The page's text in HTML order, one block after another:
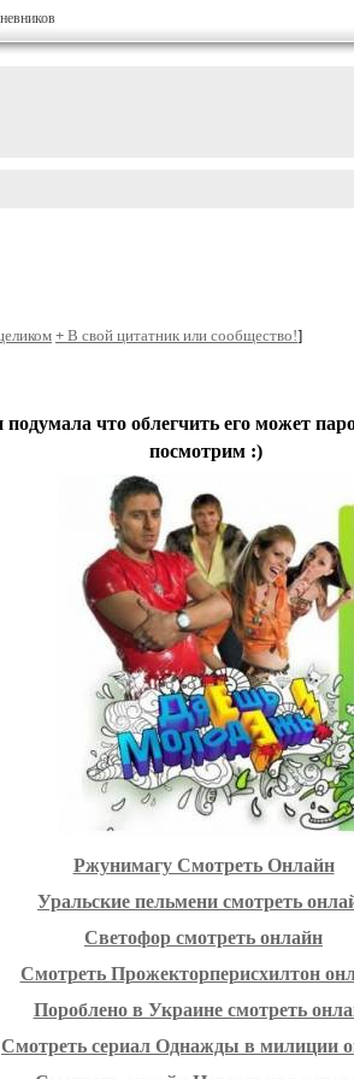
+ В свой цитатник или сообщество!]
что облегчить его может
посмотрим :)
Ржунимагу Смотреть Онлайн
Уральские пельмени смотреть
Светофор смотреть онлайн
Смотреть Прожекторперисхилтон
Пороблено в Украине смотреть
Смотреть сериал Однажды в милиции